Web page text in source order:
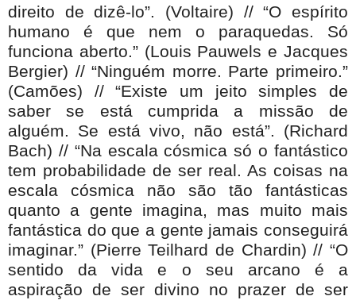
direito de dizê-lo”. (Voltaire) // “O espírito
humano é que nem o paraquedas. Só
funciona aberto.” (Louis Pauwels e Jacques
Bergier) // “Ninguém morre. Parte primeiro.”
(Camões) // “Existe um jeito simples de
saber se está cumprida a missão de
alguém. Se está vivo, não está”. (Richard
Bach) // “Na escala cósmica só o fantástico
tem probabilidade de ser real. As coisas na
escala cósmica não são tão fantásticas
quanto a gente imagina, mas muito mais
fantástica do que a gente jamais conseguirá
imaginar.” (Pierre Teilhard de Chardin) // “O
sentido da vida e o seu arcano é a
aspiração de ser divino no prazer de ser